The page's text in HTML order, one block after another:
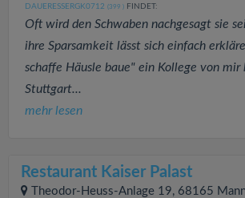
DAUERESSERGK0712 (399 ) FINDET:
Oft wird den Schwaben nachgesagt sie
ihre Sparsamkeit lässt sich einfach
schaffe Häusle baue" ein Kollege von mir
Stuttgart...
mehr lesen
Restaurant Kaiser Palast
Theodor-Heuss-Anlage 19, 68165